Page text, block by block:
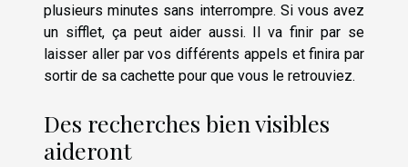
plusieurs minutes sans interrompre. Si vous avez
un sifflet, ça peut aider aussi. Il va finir par se
laisser aller par vos différents appels et finira par
sortir de sa cachette pour que vous le retrouviez.
Des recherches bien visibles
aideront